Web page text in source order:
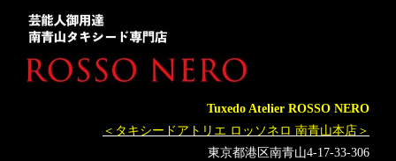
Tuxedo Atelier ROSSO NERO
＜タキシードアトリエ ロッソネロ 南青山本店＞
東京都港区南青山4-17-33-306